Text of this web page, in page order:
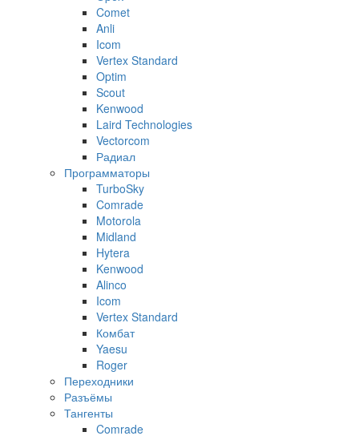
Comet
Anli
Icom
Vertex Standard
Optim
Scout
Kenwood
Laird Technologies
Vectorcom
Радиал
Программаторы
TurboSky
Comrade
Motorola
Midland
Hytera
Kenwood
Alinco
Icom
Vertex Standard
Комбат
Yaesu
Roger
Переходники
Разъёмы
Тангенты
Comrade